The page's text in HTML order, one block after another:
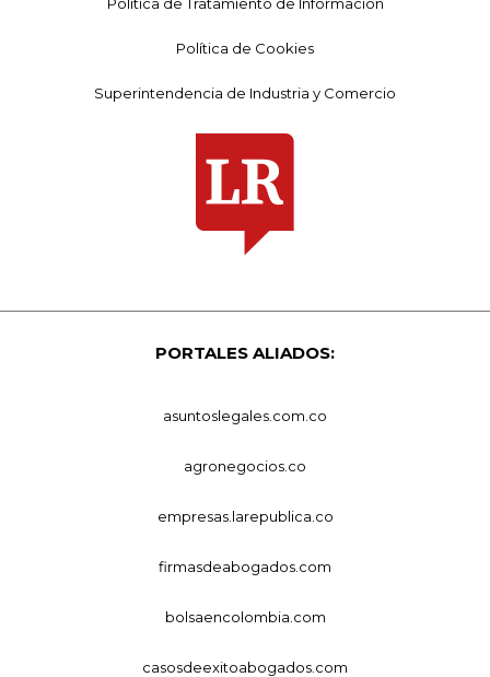
Política de Cookies
Superintendencia de Industria y Comercio
PORTALES ALIADOS:
asuntoslegales.com.co
agronegocios.co
empresas.larepublica.co
firmasdeabogados.com
bolsaencolombia.com
casosdeexitoabogados.com